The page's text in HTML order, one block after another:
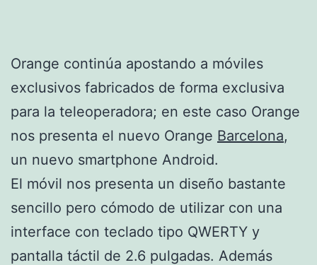
Orange continúa apostando a móviles
exclusivos fabricados de forma exclusiva
para la teleoperadora; en este caso Orange
nos presenta el nuevo Orange Barcelona,
un nuevo smartphone Android.
El móvil nos presenta un diseño bastante
sencillo pero cómodo de utilizar con una
interface con teclado tipo QWERTY y
pantalla táctil de 2.6 pulgadas. Además